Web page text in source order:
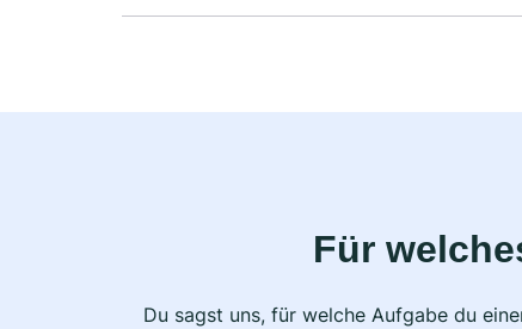
Für
Du sagst uns, für welche Aufgabe du